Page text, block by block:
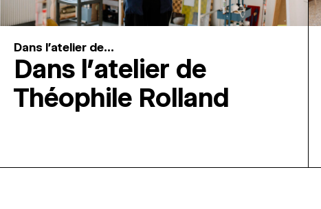
Dans l'atelier de...
Dans l’atelier de
Théophile Rolland